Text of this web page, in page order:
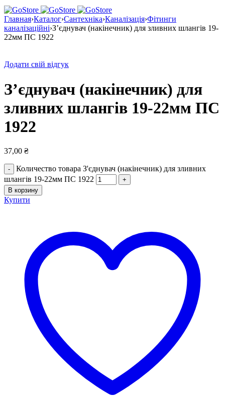
Главная›Каталог›Сантехніка›Каналізація›Фітинги
каналізаційні›З’єднувач (накінечник) для зливних шлангів 19-
22мм ПС 1922
Додати свій відгук
З’єднувач (накінечник) для
зливних шлангів 19-22мм ПС
1922
37,00 ₴
Количество товара З'єднувач (накінечник) для зливних
шлангів 19-22мм ПС 1922
В корзину
Купити